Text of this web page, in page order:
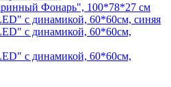
Фонарь", 100*78*27 см
с динамикой, 60*60см, синяя
с динамикой, 60*60см,
с динамикой, 60*60см,